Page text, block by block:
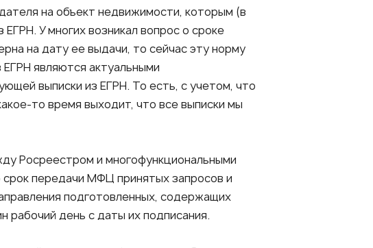
на объект недвижимости, которым (в
У многих возникал вопрос о сроке
на дату ее выдачи, то сейчас эту норму
являются актуальными
выписки из ЕГРН. То есть, с учетом, что
то время выходит, что все выписки мы
Росреестром и многофункциональными
передачи МФЦ принятых запросов и
подготовленных, содержащих
день с даты их подписания.